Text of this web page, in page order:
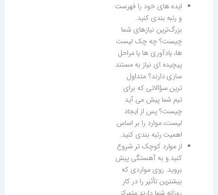
ایده های خود را فهرست
و رتبه بندی کنید.
بزرگ‌ترین نیازهای شما
چیست؟ چه چک لیست
ها، یادآوری ها یا مراحل
پیچیده ای نیاز به مستند
سازی دارند؟ متداول
ترین سؤالاتی که برای
تیم شما پیش می آید
چیست؟ پس از ایجاد
لیست، موارد را بر اساس
اهمیت رتبه بندی کنید.
از موارد کوچک تر شروع
کنید و به آهستگی پیش
بروید. روی مواردی که
بیشترین تأثیر را در کار